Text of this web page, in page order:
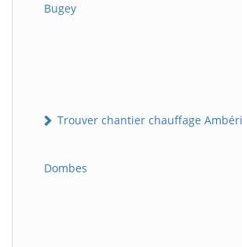
Bugey
Trouver chantier chauffage
Dombes